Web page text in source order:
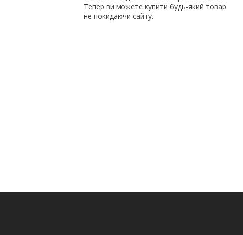
Тепер ви можете купити будь-який товар
не покидаючи сайту.